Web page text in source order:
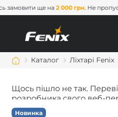
ще на 2 000 грн. Не
Каталог Ліхтарі Fenix
Щось пішло не так.
розробника свого веб-
дізнатися більше.
Новинка